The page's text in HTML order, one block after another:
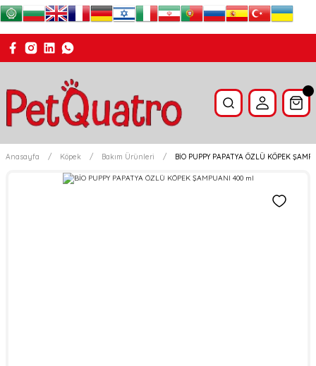
Anasayfa Köpek Bakım Ürünleri BİO PUPPY PAPATYA ÖZLÜ KÖPEK